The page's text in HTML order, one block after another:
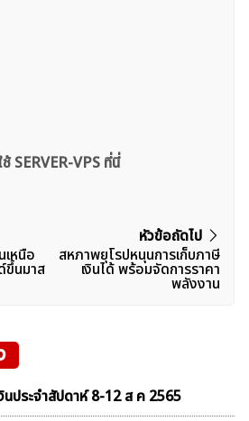
ช้ SERVER-VPS ที่นี่
เหนือ
ขึ้นมาส
หัวข้อถัดไป
สหภาพยุโรปหนุนการเก็บภาษี
เงินได้ พร้อมจัดการราคา
พลังงาน
นประจำสัปดาห์ 8-12 ส ค 2565